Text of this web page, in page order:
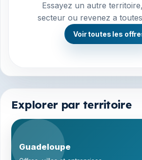
Essayez un autre
secteur ou revenez a
Voir toutes les
Explorer par territoire
Guadeloupe